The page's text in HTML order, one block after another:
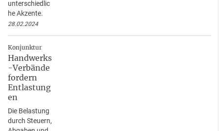
unterschiedlic
he Akzente.
28.02.2024
Konjunktur
Handwerks
-Verbände
fordern
Entlastung
en
Die Belastung
durch Steuern,